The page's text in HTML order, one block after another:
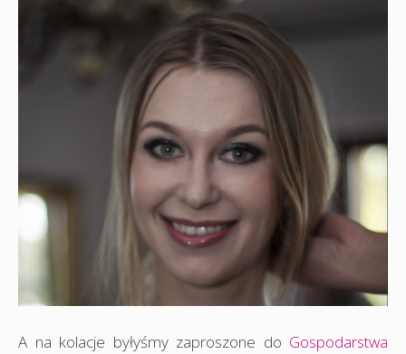
A na kolacje byłyśmy zaproszone do Gospodarstwa